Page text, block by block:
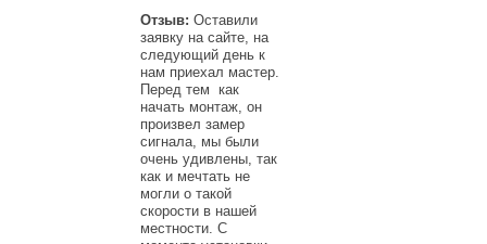
Отзыв: Оставили
заявку на сайте, на
следующий день к
нам приехал мастер.
Перед тем как
начать монтаж, он
произвел замер
сигнала, мы были
очень удивлены, так
как и мечтать не
могли о такой
скорости в нашей
местности. С